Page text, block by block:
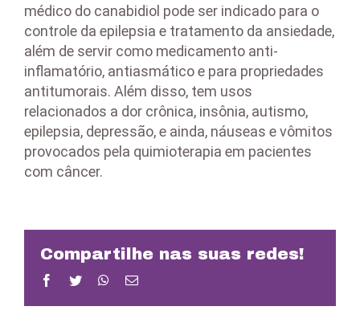
médico do canabidiol pode ser indicado para o
controle da epilepsia e tratamento da ansiedade,
além de servir como medicamento anti-
inflamatório, antiasmático e para propriedades
antitumorais. Além disso, tem usos
relacionados a dor crônica, insônia, autismo,
epilepsia, depressão, e ainda, náuseas e vômitos
provocados pela quimioterapia em pacientes
com câncer.
Compartilhe nas suas redes!
Facebook
Twitter WhatsApp
Email